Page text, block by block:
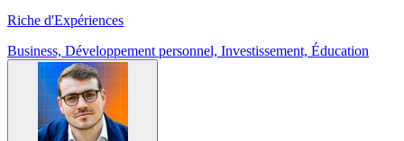
Riche d'Expériences
Business, Développement personnel, Investissement, Éducation